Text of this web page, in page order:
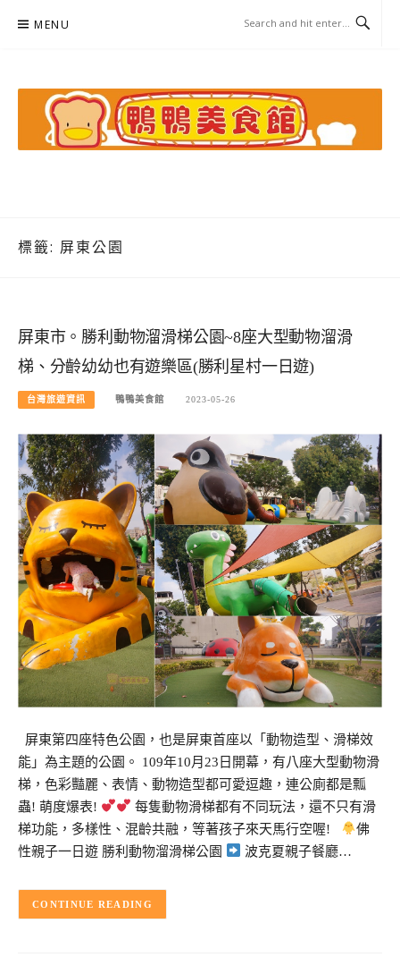
MENU
標籤: 屏東公園
屏東市。勝利動物溜滑梯公園~8座大型動物溜滑
梯、分齡幼幼也有遊樂區(勝利星村一日遊)
台灣旅遊資訊 鴨鴨美食館 2023-05-26
屏東第四座特色公園，也是屏東首座以「動物造型、滑梯效
能」為主題的公園。 109年10月23日開幕，有八座大型動物滑
梯，色彩豔麗、表情、動物造型都可愛逗趣，連公廁都是瓢
蟲! 萌度爆表!
每隻動物滑梯都有不同玩法，還不只有滑
梯功能，多樣性、混齡共融，等著孩子來天馬行空喔!
佛
性親子一日遊 勝利動物溜滑梯公園
波克夏親子餐廳…
CONTINUE READING